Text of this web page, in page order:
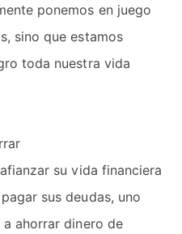
ponemos en juego
sino que estamos
toda nuestra vida
su vida financiera
sus deudas, uno
ahorrar dinero de